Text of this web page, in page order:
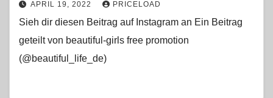
APRIL 19, 2022 PRICELOAD
Sieh dir diesen Beitrag auf Instagram an Ein Beitrag
geteilt von beautiful-girls free promotion
(@beautiful_life_de)